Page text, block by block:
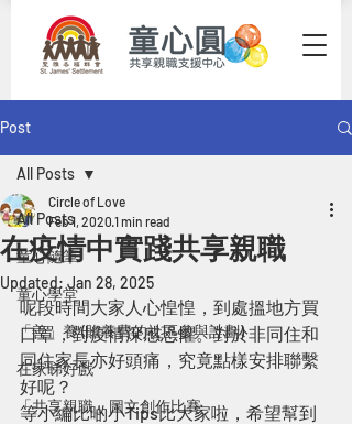
Post
All Posts
童心隨筆
童心學堂
「善」養 (贍養費的社區參與計劃)
在家睇好戲
「共享親職」圖文創作比賽
All Posts
在疫情中實踐共享親職
Circle of Love
Feb 1, 2020 1 min read
Updated: Jan 28, 2025
呢段時間大家人心惶惶，到處搵地方買
口罩，對疫情深感恐懼。對於非同住和
同住家長亦好頭痛，究竟點樣安排聯繫
好呢？
等小編比啲小Tips比大家啦，希望幫到